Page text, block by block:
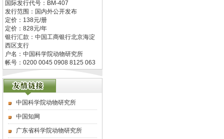
国际发行代号： BM-407
发行范围：国内外公开发布
定价： 138元/册
定价： 828元/年
银行汇款：中国工商银行北京海淀
西区支行
户名：中国科学院动物研究所
帐号：0200 0045 0908 8125 063
中国科学院动物研究所
中国知网
广东省科学院动物研究所